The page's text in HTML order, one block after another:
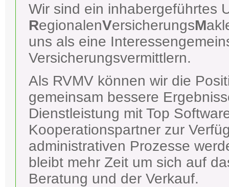
Wir sind ein inhabergeführtes
RegionalenVersicherungsM
uns als eine
Versicherungsvermittlern.
Als RVMV können wir die
gemeinsam bessere
Dienstleistung mit Top
Kooperationspartner zur
administrativen Prozesse
bleibt mehr Zeit um sich auf
Beratung und der Verkauf.